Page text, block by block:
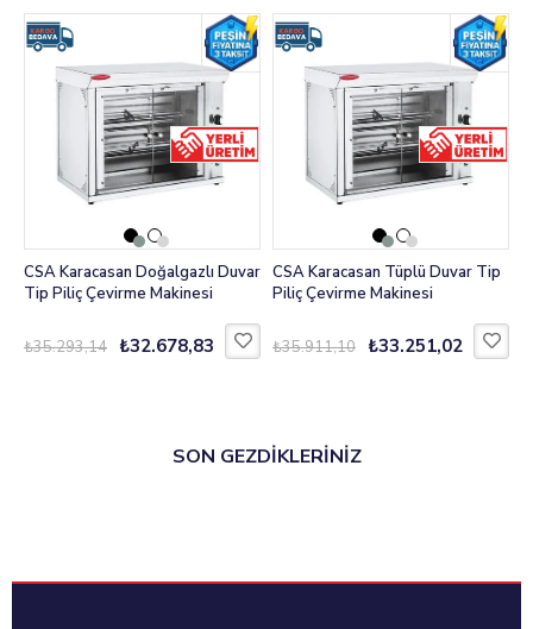
CSA Karacasan Doğalgazlı Duvar
Tip Piliç Çevirme Makinesi
₺32.678,83
₺35.293,14
CSA Karacasan Tüplü Duvar Tip
Piliç Çevirme Makinesi
₺33.251,02
₺35.911,10
SON GEZDİKLERİNİZ